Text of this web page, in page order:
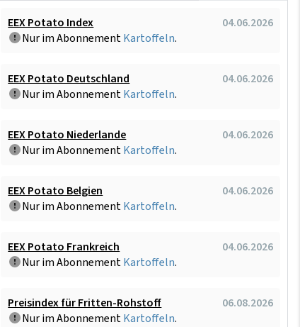
EEX Potato Index
04.06.2026
Nur im AbonnementKartoffeln.
EEX Potato Deutschland
04.06.2026
Nur im AbonnementKartoffeln.
EEX Potato Niederlande
04.06.2026
Nur im AbonnementKartoffeln.
EEX Potato Belgien
04.06.2026
Nur im AbonnementKartoffeln.
EEX Potato Frankreich
04.06.2026
Nur im AbonnementKartoffeln.
Preisindex für Fritten-Rohstoff
06.08.2026
Nur im AbonnementKartoffeln.